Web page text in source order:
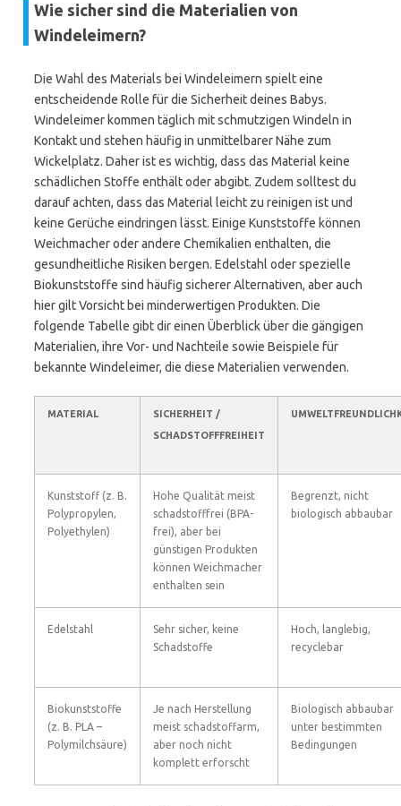
Wie sicher sind die Materialien von
Windeleimern?
Die Wahl des Materials bei Windeleimern spielt eine
entscheidende Rolle für die Sicherheit deines Babys.
Windeleimer kommen täglich mit schmutzigen Windeln in
Kontakt und stehen häufig in unmittelbarer Nähe zum
Wickelplatz. Daher ist es wichtig, dass das Material keine
schädlichen Stoffe enthält oder abgibt. Zudem solltest du
darauf achten, dass das Material leicht zu reinigen ist und
keine Gerüche eindringen lässt. Einige Kunststoffe können
Weichmacher oder andere Chemikalien enthalten, die
gesundheitliche Risiken bergen. Edelstahl oder spezielle
Biokunststoffe sind häufig sicherer Alternativen, aber auch
hier gilt Vorsicht bei minderwertigen Produkten. Die
folgende Tabelle gibt dir einen Überblick über die gängigen
Materialien, ihre Vor- und Nachteile sowie Beispiele für
bekannte Windeleimer, die diese Materialien verwenden.
MATERIAL
SICHERHEIT /
SCHADSTOFFFREIHEIT
Kunststoff (z. B.
Polypropylen,
Polyethylen)
Hohe Qualität meist
schadstofffrei (BPA-
frei), aber bei
günstigen Produkten
können Weichmacher
enthalten sein
Begrenzt, nicht
biologisch abbaubar
Edelstahl
Sehr sicher, keine
Schadstoffe
Hoch, langlebig,
recyclebar
Biokunststoffe
(z. B. PLA –
Polymilchsäure)
Je nach Herstellung
meist schadstoffarm,
aber noch nicht
komplett erforscht
Biologisch abbaubar
unter bestimmten
Bedingungen